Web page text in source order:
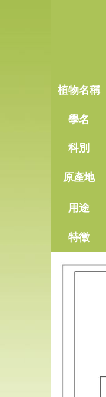
植物名稱
學名
科別
原產地
用途
特徵